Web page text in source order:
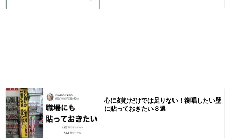
心に刻むだけでは足りない！復唱したい壁
に貼っておきたい８選